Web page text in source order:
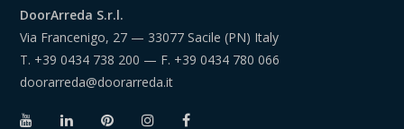
DoorArreda S.r.l.
Via Francenigo, 27 — 33077 Sacile (PN) Italy
T. +39 0434 738 200 — F. +39 0434 780 066
doorarreda@doorarreda.it